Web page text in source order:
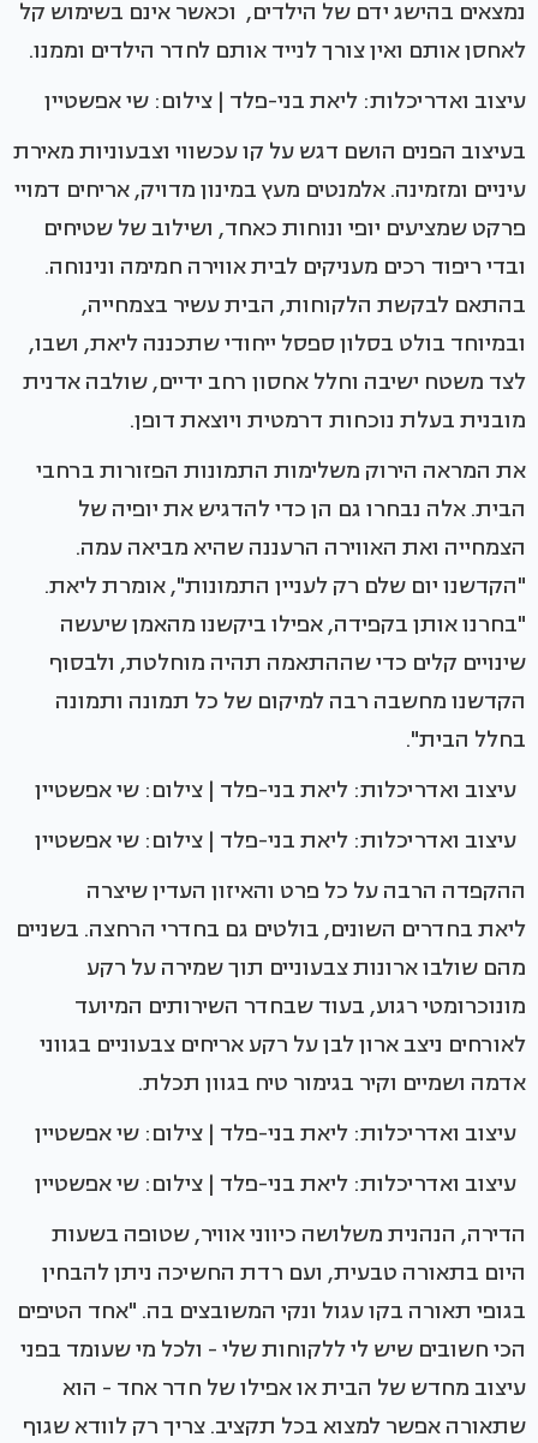
נמצאים בהישג ידם של הילדים, וכאשר אינם בשימוש קל
לאחסן אותם ואין צורך לנייד אותם לחדר הילדים וממנו.
עיצוב ואדריכלות: ליאת בני-פלד | צילום: שי אפשטיין
בעיצוב הפנים הושם דגש על קו עכשווי וצבעוניות מאירת
עיניים ומזמינה. אלמנטים מעץ במינון מדויק, אריחים דמויי
פרקט שמציעים יופי ונוחות כאחד, ושילוב של שטיחים
ובדי ריפוד רכים מעניקים לבית אווירה חמימה ונינוחה.
בהתאם לבקשת הלקוחות, הבית עשיר בצמחייה,
ובמיוחד בולט בסלון ספסל ייחודי שתכננה ליאת, ושבו,
לצד משטח ישיבה וחלל אחסון רחב ידיים, שולבה אדנית
מובנית בעלת נוכחות דרמטית ויוצאת דופן.
את המראה הירוק משלימות התמונות הפזורות ברחבי
הבית. אלה נבחרו גם הן כדי להדגיש את יופיה של
הצמחייה ואת האווירה הרעננה שהיא מביאה עמה.
"הקדשנו יום שלם רק לעניין התמונות", אומרת ליאת.
"בחרנו אותן בקפידה, אפילו ביקשנו מהאמן שיעשה
שינויים קלים כדי שההתאמה תהיה מוחלטת, ולבסוף
הקדשנו מחשבה רבה למיקום של כל תמונה ותמונה
בחלל הבית".
עיצוב ואדריכלות: ליאת בני-פלד | צילום: שי אפשטיין
עיצוב ואדריכלות: ליאת בני-פלד | צילום: שי אפשטיין
ההקפדה הרבה על כל פרט והאיזון העדין שיצרה
ליאת בחדרים השונים, בולטים גם בחדרי הרחצה. בשניים
מהם שולבו ארונות צבעוניים תוך שמירה על רקע
מונוכרומטי רגוע, בעוד שבחדר השירותים המיועד
לאורחים ניצב ארון לבן על רקע אריחים צבעוניים בגווני
אדמה ושמיים וקיר בגימור טיח בגוון תכלת.
עיצוב ואדריכלות: ליאת בני-פלד | צילום: שי אפשטיין
עיצוב ואדריכלות: ליאת בני-פלד | צילום: שי אפשטיין
הדירה, הנהנית משלושה כיווני אוויר, שטופה בשעות
היום בתאורה טבעית, ועם רדת החשיכה ניתן להבחין
בגופי תאורה בקו עגול ונקי המשובצים בה. "אחד הטיפים
הכי חשובים שיש לי ללקוחות שלי - ולכל מי שעומד בפני
עיצוב מחדש של הבית או אפילו של חדר אחד - הוא
שתאורה אפשר למצוא בכל תקציב. צריך רק לוודא שגוף